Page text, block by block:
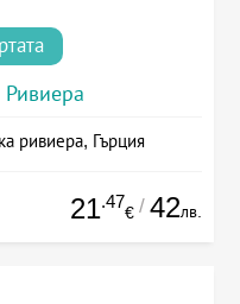
ривиера, Гърция
21.47
€ / 42лв.